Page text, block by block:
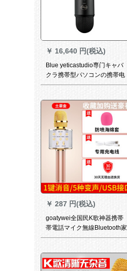
￥ 16,640 円(税込)
Blue yeticastudio専门キャバ
クラ携帯型パソコンの携帯电
话の录音は、つけます
￥ 287 円(税込)
goatywei全国民K歌神器携帯
帯電話マイク無線Bluetooth家
庭用歌を歌う子にマイクは
ソコディック汎用家庭用カラ
オケ【簡易版】土豪金を持